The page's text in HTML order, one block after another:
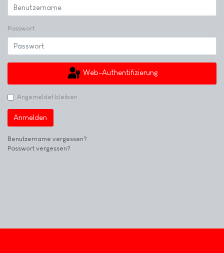
Passwort
Web-Authentifizierung
Angemeldet bleiben
Anmelden
Benutzername vergessen?
Passwort vergessen?